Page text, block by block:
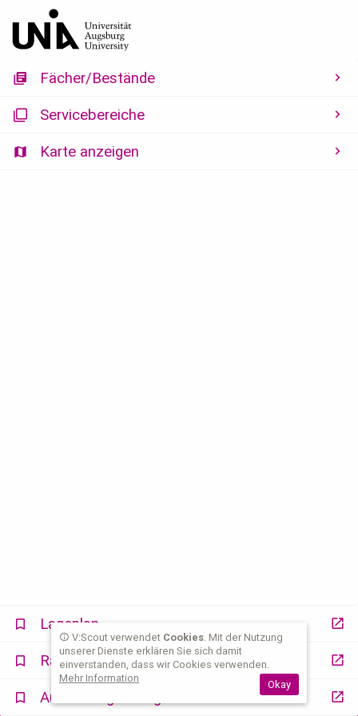
Menü
Zentralbibliothek
Ebene E2
Fächer/Bestände
Servicebereiche
Karte anzeigen
Lageplan
Raum buchen
Auslastung anzeigen
V:Scout verwendet Cookies. Mit der Nutzung
unserer Dienste erklären Sie sich damit
einverstanden, dass wir Cookies verwenden.
Mehr Information
Okay